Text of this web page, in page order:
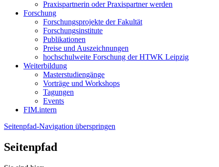
Praxispartnerin oder Praxispartner werden
Forschung
Forschungsprojekte der Fakultät
Forschungsinstitute
Publikationen
Preise und Auszeichnungen
hochschulweite Forschung der HTWK Leipzig
Weiterbildung
Masterstudiengänge
Vorträge und Workshops
Tagungen
Events
FIM.intern
Seitenpfad-Navigation überspringen
Seitenpfad